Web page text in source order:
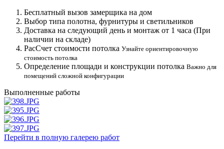
Бесплатный вызов замерщика на дом
Выбор типа полотна, фурнитуры и светильников
Доставка на следующий день и монтаж от 1 часа (При
наличии на складе)
РасСчет стоимости потолка Узнайте ориентировочную
стоимость потолка
Определение площади и конструкции потолка Важно для
помещений сложной конфигурации
Выполненные работы
Перейти в полную галерею работ